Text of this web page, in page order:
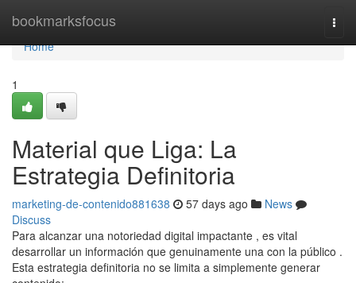
bookmarksfocus
Home
Home
1
Material que Liga: La
Estrategia Definitoria
marketing-de-contenido881638 57 days ago
News
Discuss
Para alcanzar una notoriedad digital impactante , es vital
desarrollar un información que genuinamente una con la público .
Esta estrategia definitoria no se limita a simplemente generar